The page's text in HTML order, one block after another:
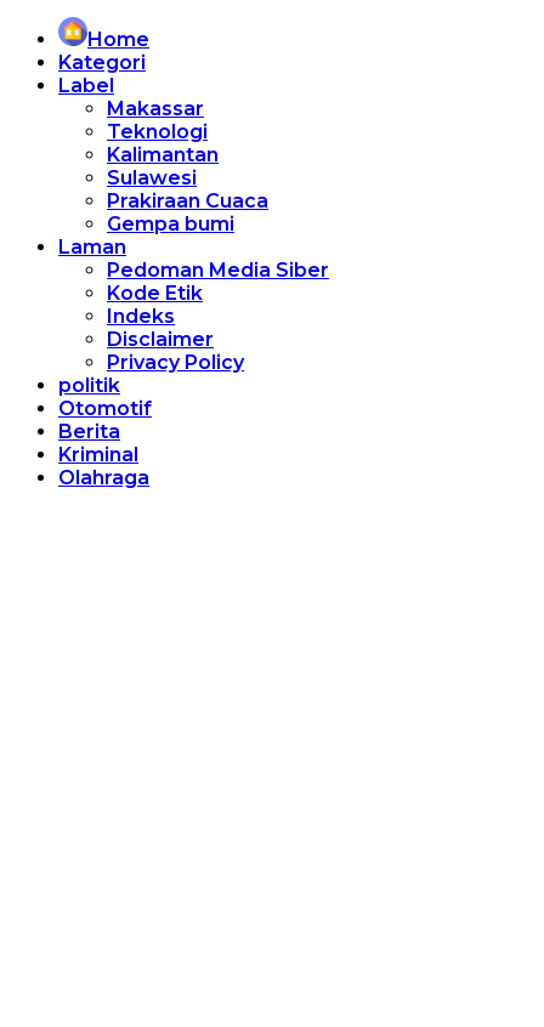
Home
Kategori
Label
Makassar
Teknologi
Kalimantan
Sulawesi
Prakiraan Cuaca
Gempa bumi
Laman
Pedoman Media Siber
Kode Etik
Indeks
Disclaimer
Privacy Policy
politik
Otomotif
Berita
Kriminal
Olahraga